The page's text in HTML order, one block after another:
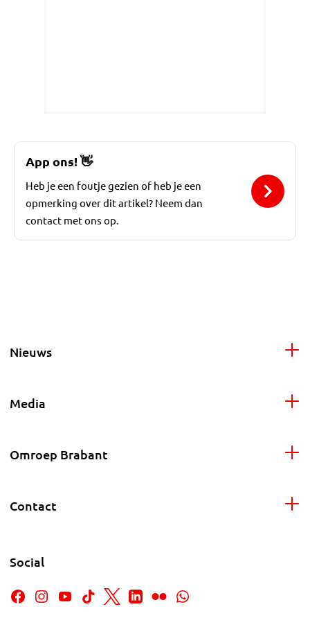
App ons!👋
Heb je een foutje gezien of heb je een
opmerking over dit artikel? Neem dan
contact met ons op.
Nieuws
Media
Omroep Brabant
Contact
Social